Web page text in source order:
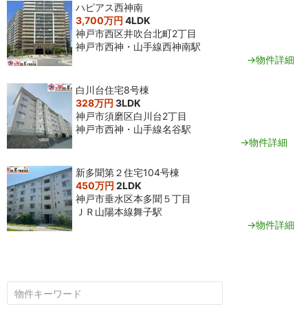
ハピアス西神南
3,700万円 4LDK
神戸市西区井吹台北町2丁目
神戸市西神・山手線西神南駅
→物件詳細
白川台住宅8号棟
328万円 3LDK
神戸市須磨区白川台2丁目
神戸市西神・山手線名谷駅
→物件詳細
新多聞第２住宅104号棟
450万円 2LDK
神戸市垂水区本多聞５丁目
ＪＲ山陽本線舞子駅
→物件詳細